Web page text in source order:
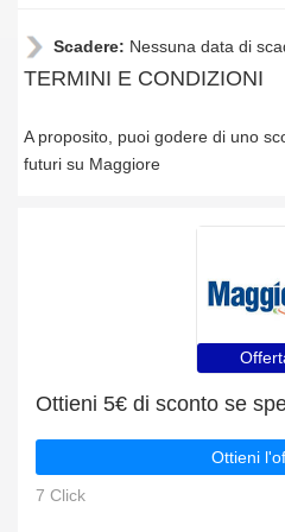
Scadere: Nessuna data di
TERMINI E CONDIZIONI
A proposito, puoi godere di uno
futuri su Maggiore
Ottieni 5€ di sconto se
Ottieni
7 Click